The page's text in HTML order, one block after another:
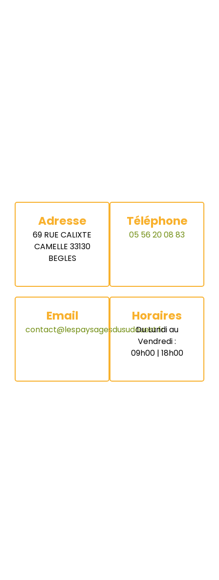
Adresse
69 RUE CALIXTE
CAMELLE 33130
BEGLES
Téléphone
05 56 20 08 83
Email
contact@lespaysagesdusudouest.fr
Horaires
Du Lundi au
Vendredi :
09h00 | 18h00